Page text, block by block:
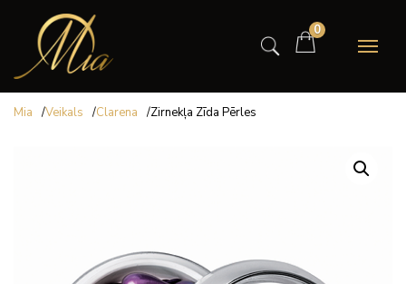
0
Mia /Veikals /Clarena /Zirnekļa Zīda Pērles